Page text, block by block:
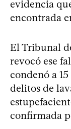
evidencia
encontrada
El Tribunal
revocó ese
condenó a
delitos de
confirmada